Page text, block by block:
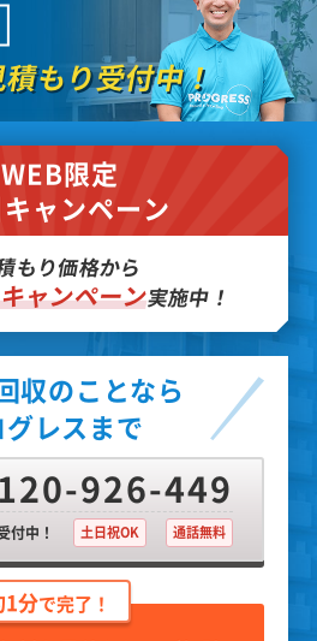
もり受付中！
WEB限定
ャンペーン
もり価格から
ャンペーン実施中！
収のことなら
グレスまで
926-449
付中！ 土日祝OK 通話無料
1分で完了！